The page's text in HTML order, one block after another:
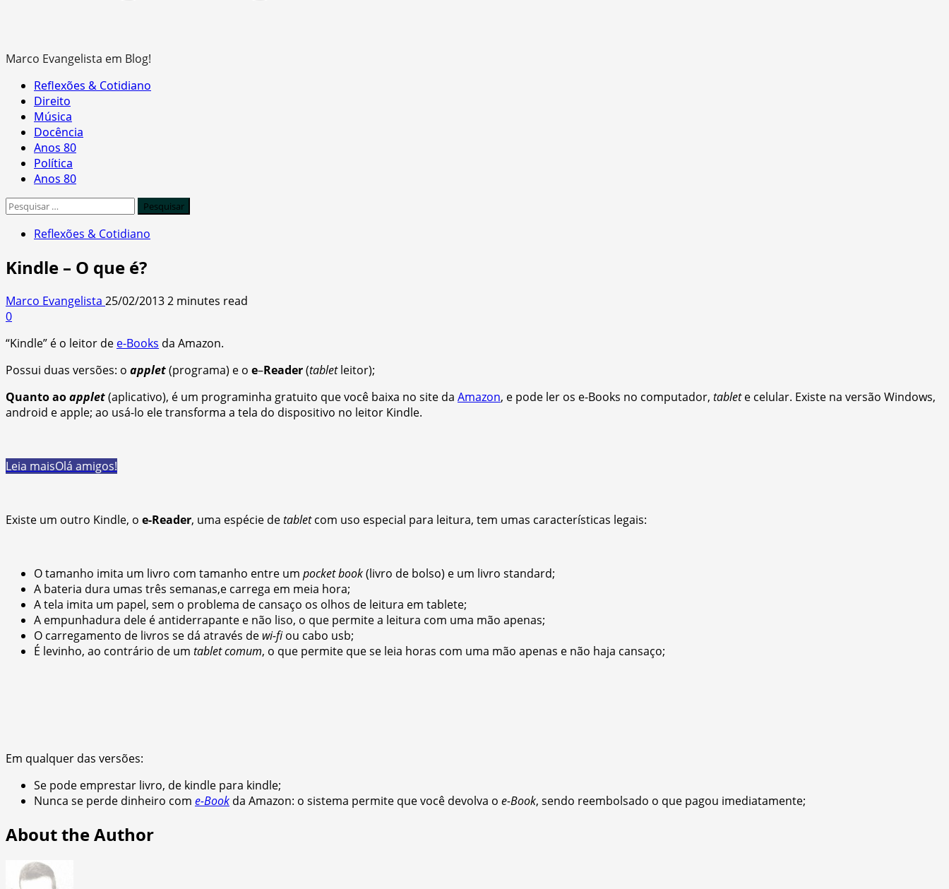
Marco Evangelista em Blog!
Primary
Menu
Reflexões & Cotidiano
Direito
Música
Docência
Anos 80
Política
Anos 80
Pesquisar
Reflexões & Cotidiano
Kindle – O que é?
Marco Evangelista 25/02/20132 minutes read
0
“Kindle” é o leitor de e-Books da Amazon.
Possui duas versões: o applet(programa) e o e–Reader(tabletleitor);
Quanto aoapplet(aplicativo), é um programinha gratuito que você baixa no site da Amazon, e pode ler os e-Books no computador, tablete celular. Existe na versão Windows,
android e apple; ao usá-lo ele transforma a tela do dispositivo no leitor Kindle.
Leia maisOlá amigos!
Existe um outro Kindle, o e-Reader, uma espécie detabletcom uso especial para leitura, tem umas características legais:
O tamanho imita um livro com tamanho entre um pocket book(livro de bolso) e um livro standard;
A bateria dura umas três semanas,e carrega em meia hora;
A tela imita um papel, sem o problema de cansaço os olhos de leitura em tablete;
A empunhadura dele é antiderrapante e não liso, o que permite a leitura com uma mão apenas;
O carregamento de livros se dá através de wi-fiou cabo usb;
É levinho, ao contrário de um tablet comum, o que permite que se leia horas com uma mão apenas e não haja cansaço;
Em qualquer das versões:
Se pode emprestar livro, de kindle para kindle;
Nunca se perde dinheiro com e-Book da Amazon: o sistema permite que você devolva o e-Book, sendo reembolsado o que pagou imediatamente;
About the Author